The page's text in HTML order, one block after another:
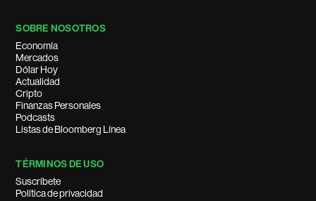
SOBRE NOSOTROS
Economía
Mercados
Dólar Hoy
Actualidad
Cripto
Finanzas Personales
Podcasts
Listas de Bloomberg Línea
TÉRMINOS DE USO
Suscríbete
Política de privacidad